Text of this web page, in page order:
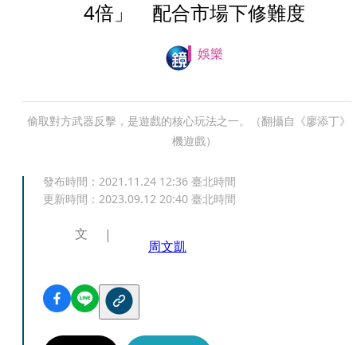
4倍」 配合市場下修難度
娛樂
偷取對方武器反擊，是遊戲的核心玩法之一。（翻攝自《廖添丁》
機遊戲）
發布時間： 2021.11.24 12:36 臺北時間
更新時間： 2023.09.12 20:40 臺北時間
文
周文凱